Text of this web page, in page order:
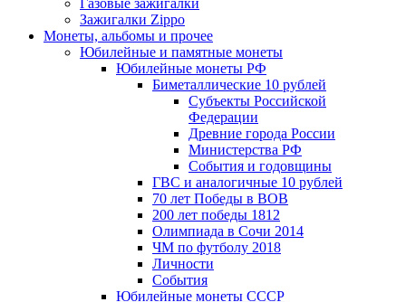
Зажигалки Zippo
Монеты, альбомы и прочее
Юбилейные и памятные монеты
Юбилейные монеты РФ
Биметаллические 10 рублей
Субъекты Российской
Федерации
Древние города России
Министерства РФ
События и годовщины
ГВС и аналогичные 10 рублей
70 лет Победы в ВОВ
200 лет победы 1812
Олимпиада в Сочи 2014
ЧМ по футболу 2018
Личности
События
Юбилейные монеты СССР